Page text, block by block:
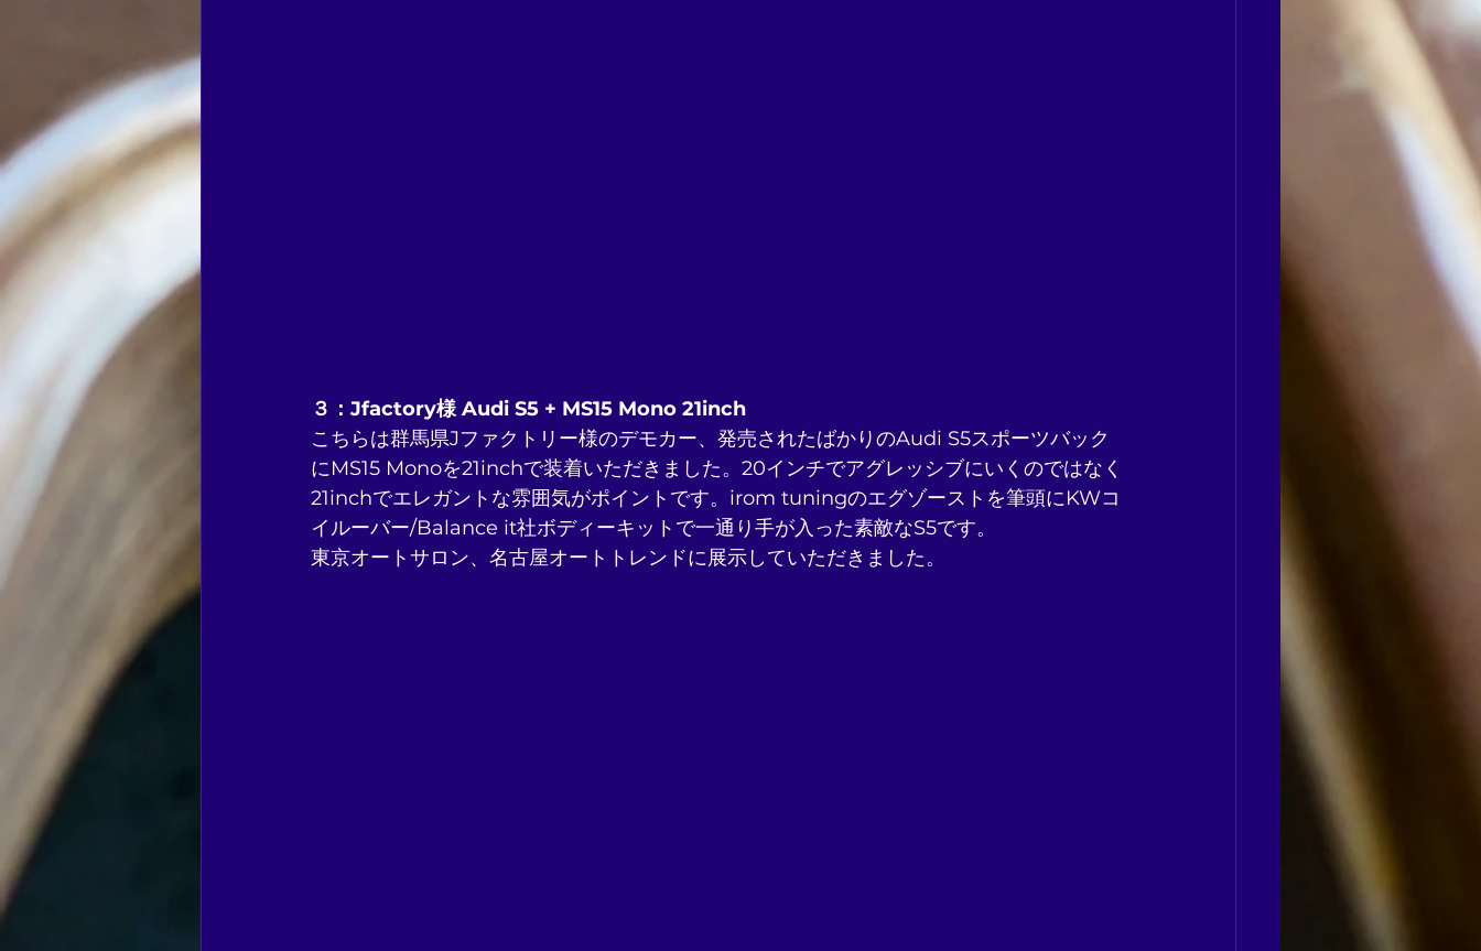
３：Jfactory様 Audi S5 + MS15 Mono 21inch
こちらは群馬県Jファクトリー様のデモカー、発売されたばかりのAudi S5スポーツバック
にMS15 Monoを21inchで装着いただきました。20インチでアグレッシブにいくのではなく
21inchでエレガントな雰囲気がポイントです。irom tuningのエグゾーストを筆頭にKWコ
イルーバー/Balance it社ボディーキットで一通り手が入った素敵なS5です。
東京オートサロン、名古屋オートトレンドに展示していただきました。